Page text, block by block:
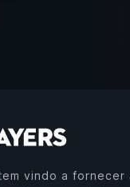
vindo a fornecer